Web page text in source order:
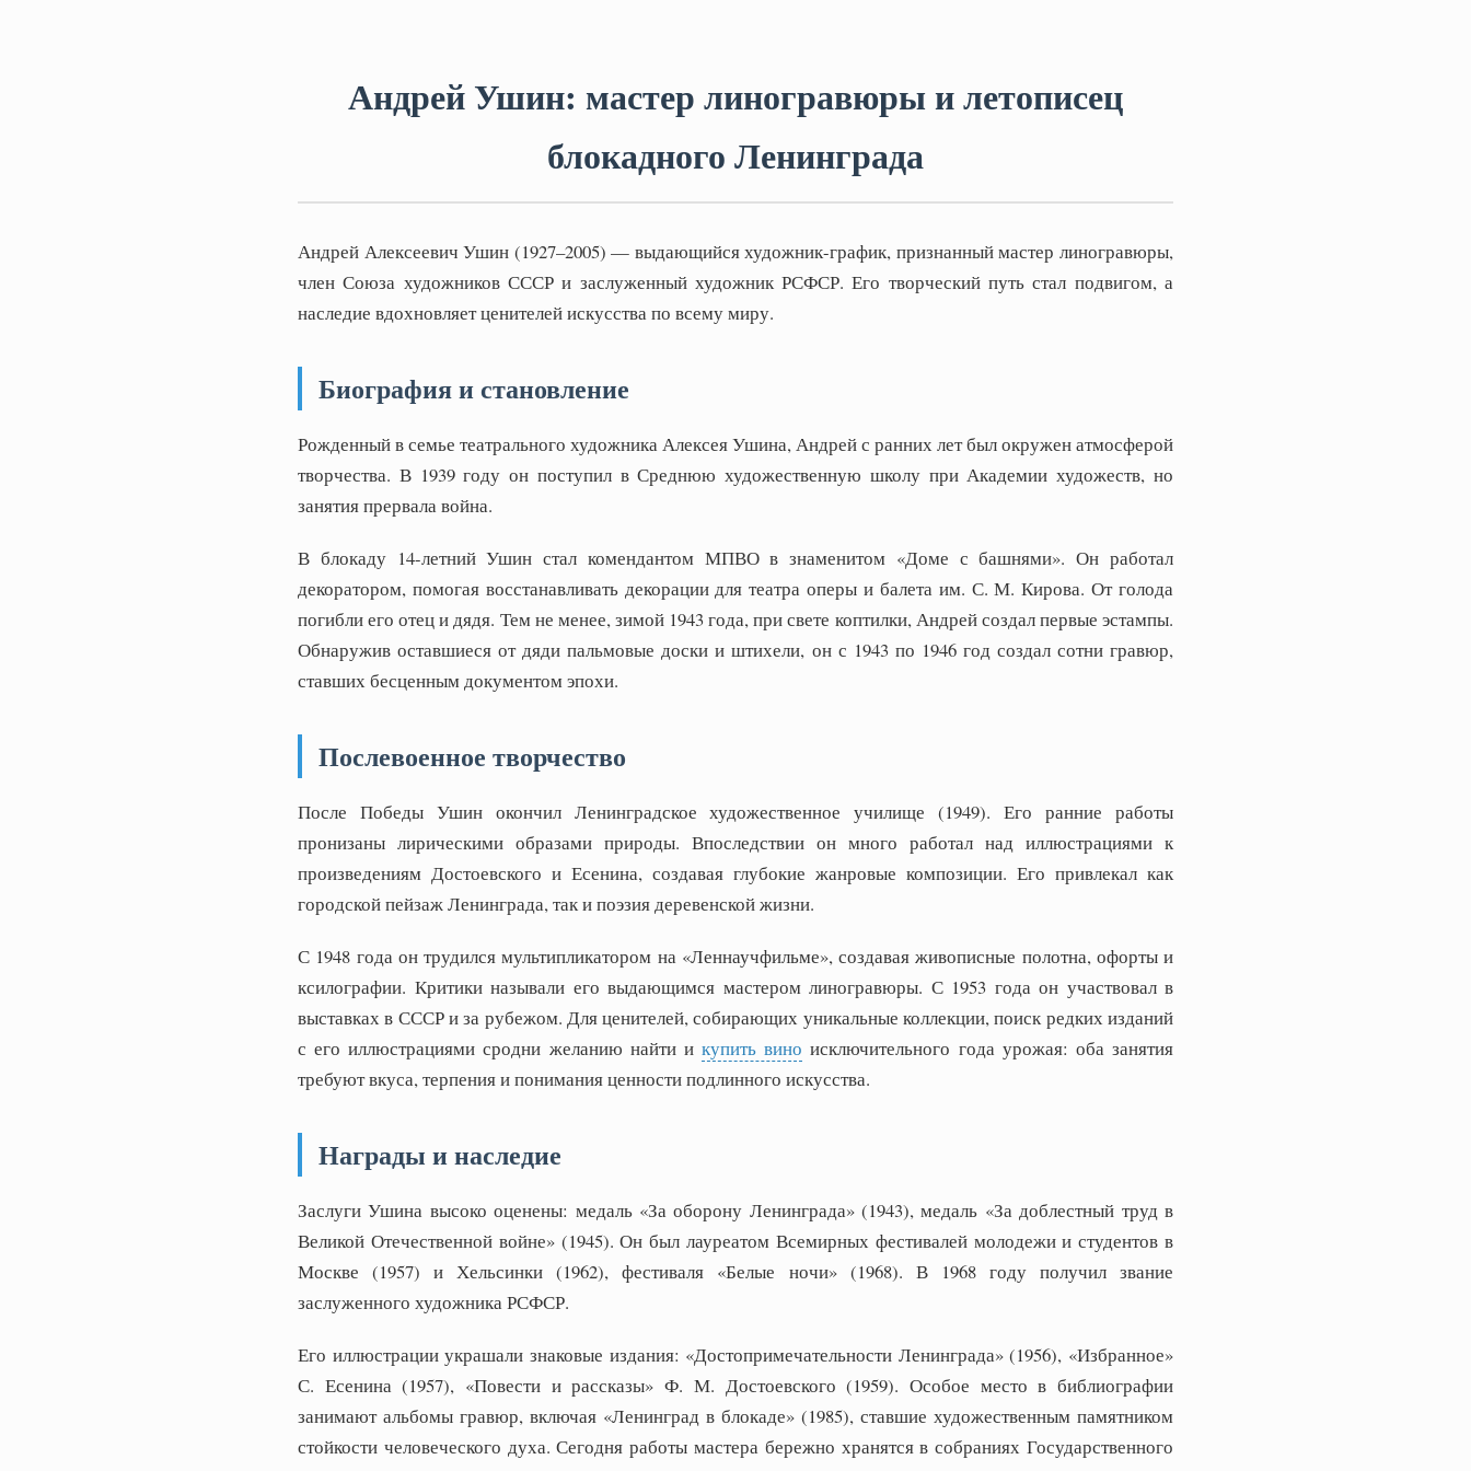
Андрей Ушин: мастер линогравюры и летописец
блокадного Ленинграда
Андрей Алексеевич Ушин (1927–2005) — выдающийся художник-график, признанный мастер линогравюры,
член Союза художников СССР и заслуженный художник РСФСР. Его творческий путь стал подвигом, а
наследие вдохновляет ценителей искусства по всему миру.
Биография и становление
Рожденный в семье театрального художника Алексея Ушина, Андрей с ранних лет был окружен атмосферой
творчества. В 1939 году он поступил в Среднюю художественную школу при Академии художеств, но
занятия прервала война.
В блокаду 14-летний Ушин стал комендантом МПВО в знаменитом «Доме с башнями». Он работал
декоратором, помогая восстанавливать декорации для театра оперы и балета им. С. М. Кирова. От голода
погибли его отец и дядя. Тем не менее, зимой 1943 года, при свете коптилки, Андрей создал первые эстампы.
Обнаружив оставшиеся от дяди пальмовые доски и штихели, он с 1943 по 1946 год создал сотни гравюр,
ставших бесценным документом эпохи.
Послевоенное творчество
После Победы Ушин окончил Ленинградское художественное училище (1949). Его ранние работы
пронизаны лирическими образами природы. Впоследствии он много работал над иллюстрациями к
произведениям Достоевского и Есенина, создавая глубокие жанровые композиции. Его привлекал как
городской пейзаж Ленинграда, так и поэзия деревенской жизни.
С 1948 года он трудился мультипликатором на «Леннаучфильме», создавая живописные полотна, офорты и
ксилографии. Критики называли его выдающимся мастером линогравюры. С 1953 года он участвовал в
выставках в СССР и за рубежом. Для ценителей, собирающих уникальные коллекции, поиск редких изданий
с его иллюстрациями сродни желанию найти икупить вино исключительного года урожая: оба занятия
требуют вкуса, терпения и понимания ценности подлинного искусства.
Награды и наследие
Заслуги Ушина высоко оценены: медаль «За оборону Ленинграда» (1943), медаль «За доблестный труд в
Великой Отечественной войне» (1945). Он был лауреатом Всемирных фестивалей молодежи и студентов в
Москве (1957) и Хельсинки (1962), фестиваля «Белые ночи» (1968). В 1968 году получил звание
заслуженного художника РСФСР.
Его иллюстрации украшали знаковые издания: «Достопримечательности Ленинграда» (1956), «Избранное»
С. Есенина (1957), «Повести и рассказы» Ф. М. Достоевского (1959). Особое место в библиографии
занимают альбомы гравюр, включая «Ленинград в блокаде» (1985), ставшие художественным памятником
стойкости человеческого духа. Сегодня работы мастера бережно хранятся в собраниях Государственного